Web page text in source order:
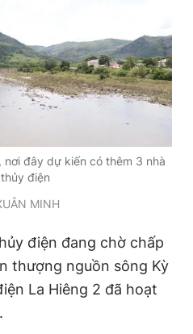
nơi đây dự kiến có thêm 3 nhà
điện
MINH
điện đang chờ chấp
thượng nguồn sông Kỳ
La Hiêng 2 đã hoạt